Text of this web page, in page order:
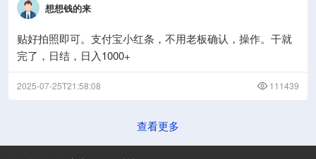
想想钱的来
贴好拍照即可。支付宝小红条，不用老板确认，操作。干就
完了，日结，日入1000+
2025-07-25T21:58:08 111439
查看更多